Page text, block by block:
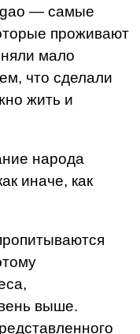
— самые
проживают
мало
что сделали
жить и
народа
иначе, как
выше.